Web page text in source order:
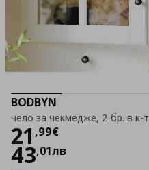
BODBYN
чело за чекмедже, 2 бр. в к-т
21 ,99€
Цена
43,01лв